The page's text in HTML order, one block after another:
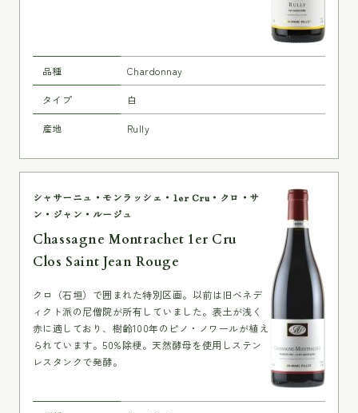
品種 Chardonnay
タイプ 白
産地 Rully
シャサーニュ・モンラッシェ・1er Cru・クロ・サ
ン・ジャン・ルージュ
Chassagne Montrachet 1er Cru
Clos Saint Jean Rouge
クロ（石垣）で囲まれた特別区画。以前は旧ベネデ
ィクト派の尼僧院が所有していました。表土が浅く
赤に適しており、樹齢100年のピノ・ノワールが植え
られています。50%除梗。天然酵母を使用しステン
レスタンクで発酵。